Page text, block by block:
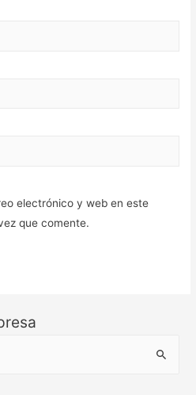
electrónico y web en este
que comente.